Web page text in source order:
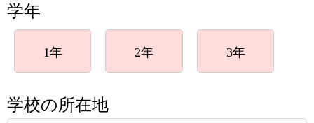
学年
1年 2年 3年
学校の所在地